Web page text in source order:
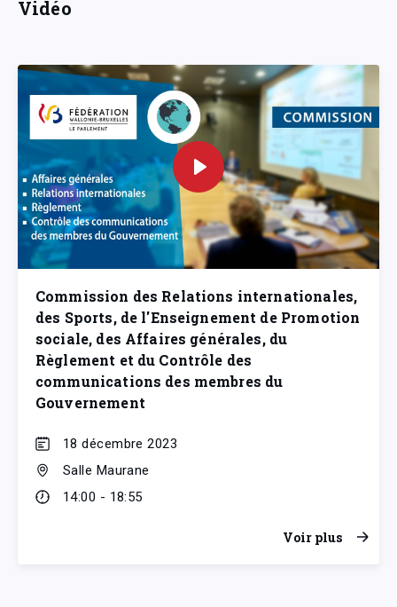
Vidéo
Commission des Relations internationales,
des Sports, de l'Enseignement de Promotion
sociale, des Affaires générales, du
Règlement et du Contrôle des
communications des membres du
Gouvernement
18 décembre 2023
Salle Maurane
14:00 - 18:55
Voir plus